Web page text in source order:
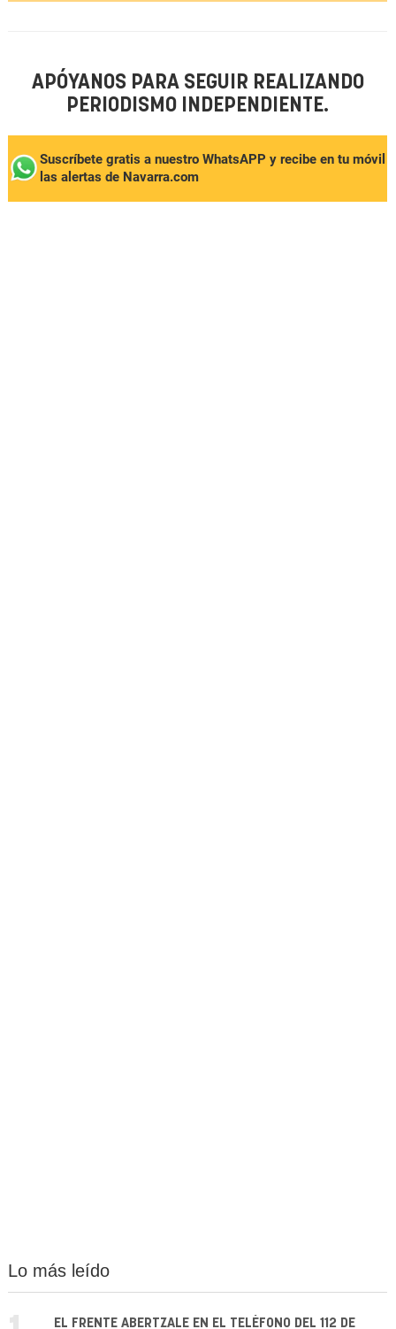
APÓYANOS PARA SEGUIR REALIZANDO
PERIODISMO INDEPENDIENTE.
Suscríbete gratis a nuestro WhatsAPP y recibe en tu móvil
las alertas de Navarra.com
Lo más leído
EL FRENTE ABERTZALE EN EL TELÉFONO DEL 112 DE